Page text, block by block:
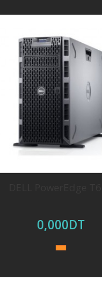
0,000DT